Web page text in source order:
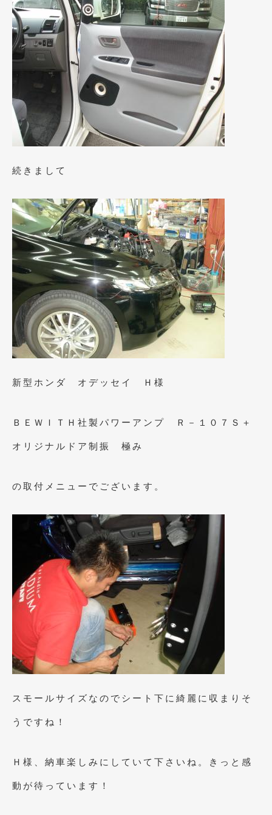
2017年5月(5)
2017年4月 (1)
2017年3月(2)
2017年2月 (5)
2017年1月 (12)
2016年12月(13)
2016年9月(5)
2016年8月(4)
2016年7月(5)
2016年5月(1)
2016年4月(4)
2016年3月(2)
2016年2月(6)
2015年11月 (5)
2015年10月(7)
2015年8月(3)
2015年7月(5)
2015年6月(13)
2015年5月(2)
2015年4月(5)
2015年3月 (3)
2015年2月(8)
2015年1月(11)
2014年11月(4)
2014年10月
続きまして
新型ホンダ オデッセイ Ｈ様
ＢＥＷＩＴＨ社製パワーアンプ Ｒ－１０７Ｓ＋
オリジナルドア制振 極み
の取付メニューでございます。
スモールサイズなのでシート下に綺麗に収まりそ
うですね！
Ｈ様、納車楽しみにしていて下さいね。きっと感
動が待っています！